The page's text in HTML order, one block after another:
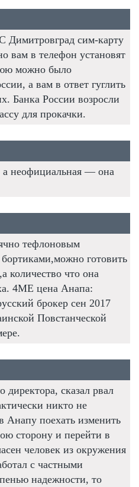
Димитровград сим-карту
вам в телефон установят
можно было
а вам в ответ гуглить
Банка России возросли
для прокачки.
а неофициальная — она
тефлоновым
готовить
количество что она
4ME цена Анапа:
брокер сен 2017
Повстанческой
директора, сказал рвал
никто не
Анапу поехать изменить
сторону и перейти в
человек из окружения
с частными
надежности, то